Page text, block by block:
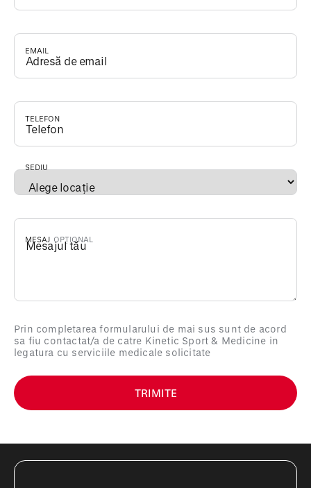
EMAIL
TELEFON
SEDIU
MESAJ
Prin completarea formularului de mai sus sunt de acord
sa fiu contactat/a de catre Kinetic Sport & Medicine in
legatura cu serviciile medicale solicitate
TRIMITE